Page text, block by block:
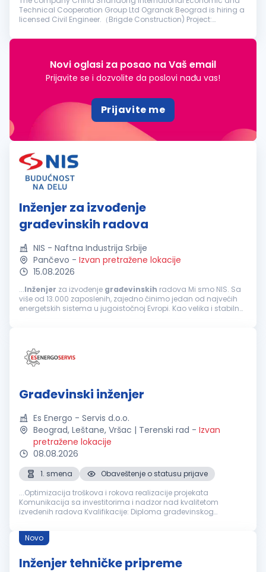
Technical Cooperation Group Ltd Ogranak Beograd is hiring a
licensed Civil Engineer.（Brigde Construction) Project:
Requirements: The ca...
Novi oglasi za posao na Vaš email
Prijavite se i dozvolite da poslovi nađu vas!
Prijavite me
Inženjer za izvođenje
građevinskih radova
NIS - Naftna Industrija Srbije
Pančevo - Izvan pretražene lokacije
15.08.2026
...Inženjer za izvođenje građevinskih radova Mi smo NIS. Sa
više od 13.000 zaposlenih, zajedno činimo jedan od najvećih
energetskih sistema u jugoistočnoj Evropi. Kao velika i stabilna
Građevinski inženjer
Es Energo - Servis d.o.o.
Beograd, Leštane, Vršac | Terenski rad - Izvan
pretražene lokacije
08.08.2026
1. smena
Obaveštenje o statusu prijave
...Optimizacija troškova i rokova realizacije projekata
Komunikacija sa investitorima i nadzor nad kvalitetom
izvedenih radova Kvalifikacije: Diploma građevinskog
građevinarstva Iskustvo u radu na
Novo
Inženjer tehničke pripreme